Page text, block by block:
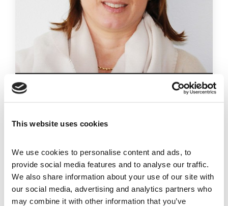
This website uses cookies
We use cookies to personalise content and ads, to
provide social media features and to analyse our traffic.
We also share information about your use of our site with
our social media, advertising and analytics partners who
may combine it with other information that you’ve
+33 06 44 31 16 92